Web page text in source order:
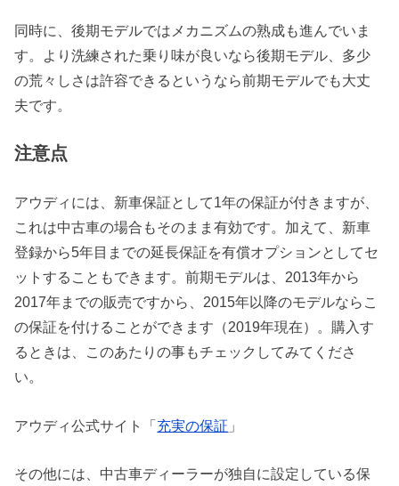
同時に、後期モデルではメカニズムの熟成も進んでいま
す。より洗練された乗り味が良いなら後期モデル、多少
の荒々しさは許容できるというなら前期モデルでも大丈
夫です。
注意点
アウディには、新車保証として1年の保証が付きますが、
これは中古車の場合もそのまま有効です。加えて、新車
登録から5年目までの延長保証を有償オプションとしてセ
ットすることもできます。前期モデルは、2013年から
2017年までの販売ですから、2015年以降のモデルならこ
の保証を付けることができます（2019年現在）。購入す
るときは、このあたりの事もチェックしてみてくださ
い。
アウディ公式サイト「充実の保証 」
その他には、中古車ディーラーが独自に設定している保